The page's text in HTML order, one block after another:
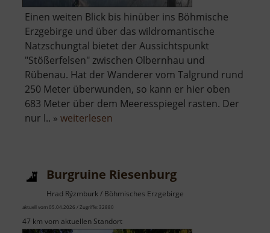
Einen weiten Blick bis hinüber ins Böhmische
Erzgebirge und über das wildromantische
Natzschungtal bietet der Aussichtspunkt
"Stößerfelsen" zwischen Olbernhau und
Rübenau. Hat der Wanderer vom Talgrund rund
250 Meter überwunden, so kann er hier oben
683 Meter über dem Meeresspiegel rasten. Der
nur l.. » weiterlesen
Burgruine Riesenburg
Hrad Rýzmburk / Böhmisches Erzgebirge
aktuell vom 05.04.2026 / Zugriffe: 32880
47 km vom aktuellen Standort